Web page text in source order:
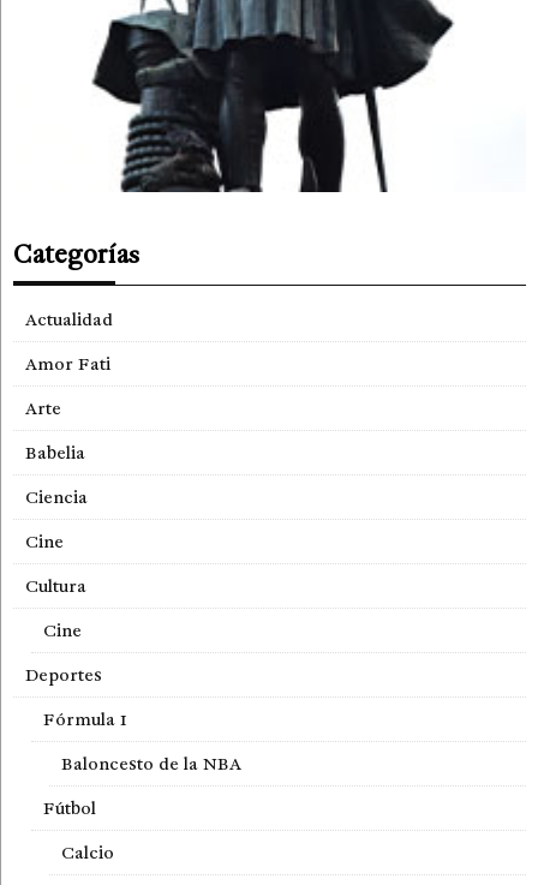
Categorías
Actualidad
Amor Fati
Arte
Babelia
Ciencia
Cine
Cultura
Cine
Deportes
Fórmula 1
Baloncesto de la NBA
Fútbol
Calcio